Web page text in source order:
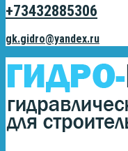
+73432885306
gk.gidro@yandex.ru